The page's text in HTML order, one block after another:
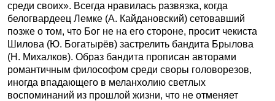
среди своих». Всегда нравилась развязка, когда
белогвардеец Лемке (А. Кайдановский) сетовавший
позже о том, что Бог не на его стороне, просит чекиста
Шилова (Ю. Богатырёв) застрелить бандита Брылова
(Н. Михалков). Образ бандита прописан авторами
романтичным философом среди своры головорезов,
иногда впадающего в меланхолию светлых
воспоминаний из прошлой жизни, что не отменяет